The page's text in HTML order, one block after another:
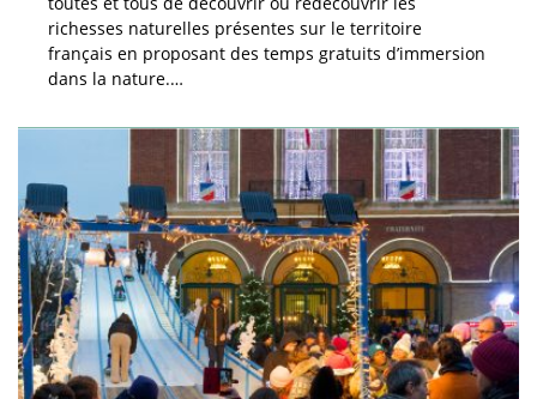
richesses naturelles présentes sur le territoire
français en proposant des temps gratuits d’immersion
dans la nature.…